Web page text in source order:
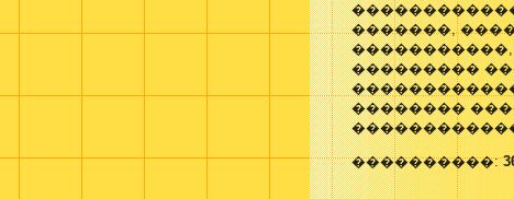
�������,
���������
��������
����������: